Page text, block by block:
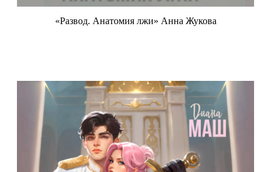
«Развод. Анатомия лжи» Анна Жукова